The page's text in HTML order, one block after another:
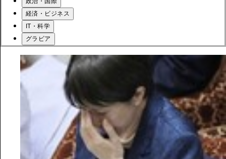
経済・ビジネス
IT・科学
グラビア